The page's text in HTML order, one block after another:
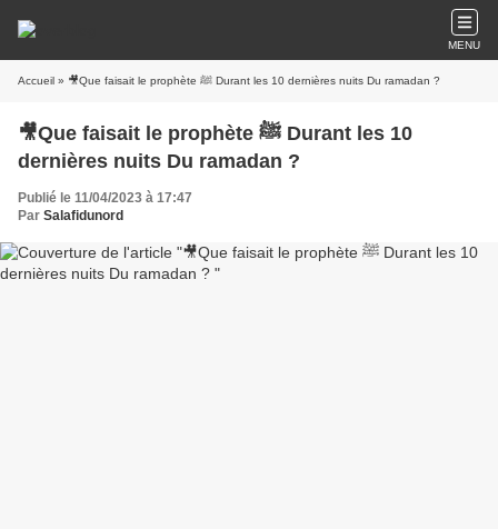
MENU
Accueil » 🎥Que faisait le prophète ﷺ Durant les 10 dernières nuits Du ramadan ?
🎥Que faisait le prophète ﷺ Durant les 10
dernières nuits Du ramadan ?
Publié le 11/04/2023 à 17:47
Par Salafidunord